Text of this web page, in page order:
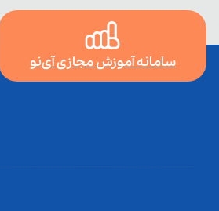
سامانه آموزش مجازی آی‌نو